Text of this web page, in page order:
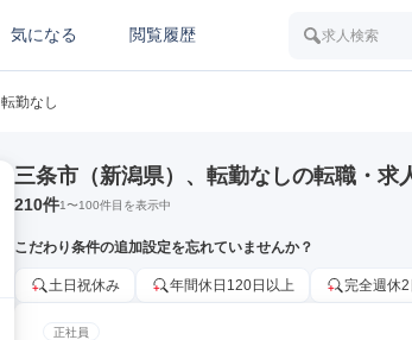
気になる 閲覧履歴 求人検索
転勤なし
三条市（新潟県）、転勤なしの転職・求
210件1〜100件目を表示中
こだわり条件の追加設定を忘れていませんか？
土日祝休み 年間休日120日以上 完全週休2
正社員